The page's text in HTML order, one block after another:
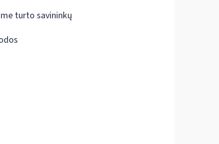
turto savininkų